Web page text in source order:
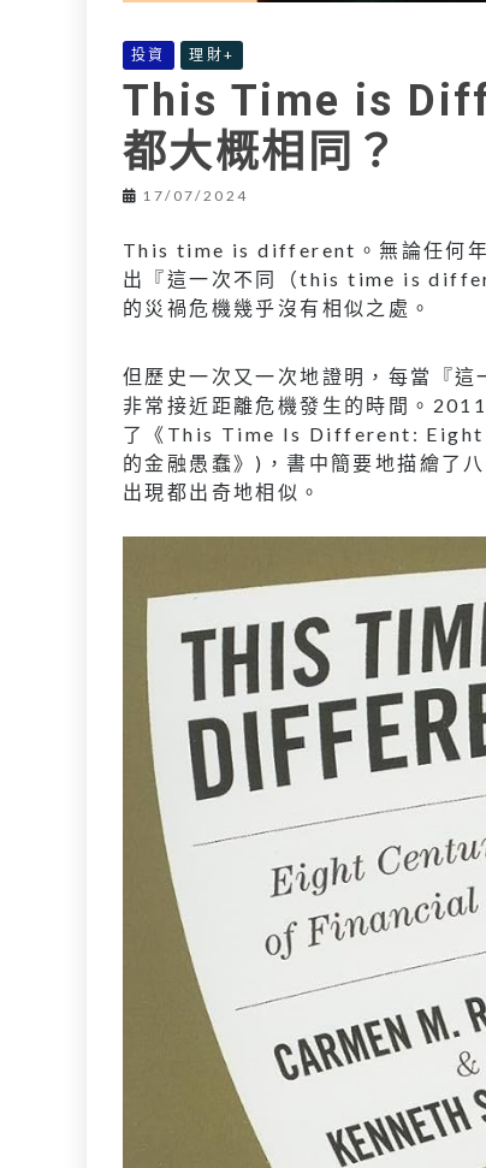
投資 理財+
This Time is
都大概相同？
17/07/2024
This time is different。無論任何年
出『這一次不同（this time is
的災禍危機幾乎沒有相似之處。
但歷史一次又一次地證明，每當『
非常接近距離危機發生的時間。
了《This Time Is Different: Eight
的金融愚蠢》)，書中簡要地描繪了
出現都出奇地相似。